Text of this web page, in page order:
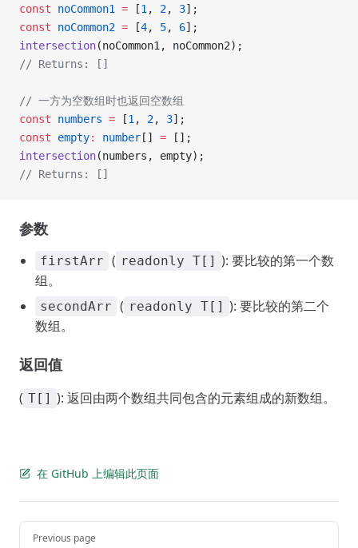
const noCommon1 = [1 , 2, 3];
const noCommon2 = [4, 5, 6];
intersection(noCommon1, noCommon2);
// Returns: []
// 一方为空数组时也返回空数组
const numbers = [1 , 2, 3];
const empty: number [] = [];
intersection(numbers, empty);
// Returns: []
参数
firstArr ( readonly T[] ): 要比较的第一个数
组。
secondArr ( readonly T[] ): 要比较的第二个
数组。
返回值
( T[] ): 返回由两个数组共同包含的元素组成的新数组。
在 GitHub 上编辑此页面
Pager
Previous page